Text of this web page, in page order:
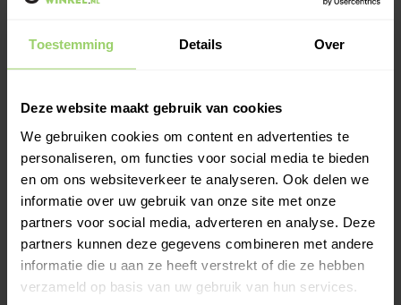
Toestemming Details Over
Deze website maakt gebruik van cookies
We gebruiken cookies om content en advertenties te
personaliseren, om functies voor social media te bieden
en om ons websiteverkeer te analyseren. Ook delen we
informatie over uw gebruik van onze site met onze
partners voor social media, adverteren en analyse. Deze
partners kunnen deze gegevens combineren met andere
informatie die u aan ze heeft verstrekt of die ze hebben
verzameld op basis van uw gebruik van hun services.
leveren wij woensdag 12 augustus. Wil je hem op een
andere dag? Kies bij het afrekenen zelf je
bezorgdatum.
- + In Winkelwagen
Meer informatie >
Kies zelf je leverdatum bij het afrekenen!